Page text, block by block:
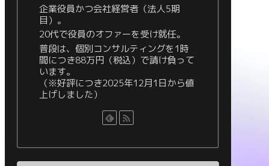
企業役員かつ会社経営者（法人5期
目）。
20代で役員のオファーを受け就任。
普段は、個別コンサルティングを1時
間につき88万円（税込）で請け負って
います。
（※好評につき2025年12月1日から値
上げしました）